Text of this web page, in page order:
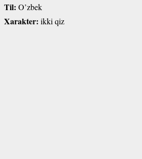
Til: O’zbek
Xarakter: ikki qiz